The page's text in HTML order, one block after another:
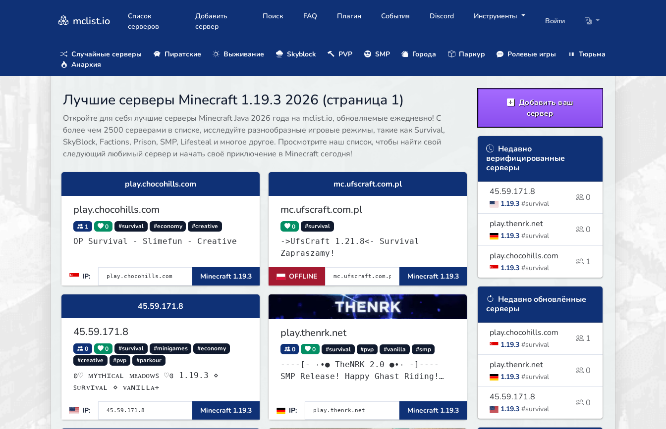
mclist.io
Список
серверов
Добавить
сервер
Поиск FAQ Плагин События Discord Инструменты
Войти
Случайные серверы Пиратские Выживание Skyblock PVP SMP Города Паркур Ролевые игры
Тюрьма
Анархия
Лучшие серверы Minecraft 1.19.3 2026 (страница 1)
Откройте для себя лучшие серверы Minecraft Java 2026 года на mclist.io, обновляемые ежедневно! С
более чем 2500 серверами в списке, исследуйте разнообразные игровые режимы, такие как Survival,
SkyBlock, Factions, Prison, SMP, Lifesteal и многое другое. Просмотрите наш список, чтобы найти свой
следующий любимый сервер и начать своё приключение в Minecraft сегодня!
play.chocohills.com
play.chocohills.com
1 0 #survival #economy #creative
OP Survival - Slimefun - Creative
IP: Minecraft 1.19.3
mc.ufscraft.com.pl
mc.ufscraft.com.pl
0 #survival
->UfsCraft 1.21.8<- Survival
Zapraszamy!
OFFLINE Minecraft 1.19.3
45.59.171.8
45.59.171.8
0 0 #survival #minigames
#economy
#creative
#pvp #parkour
ʚ♡ ᴍʏᴛʜɪᴄᴀʟ ᴍᴇᴀᴅᴏᴡꜱ ♡ɞ 1.19.3 ⋄
ꜱᴜʀᴠɪᴠᴀʟ ⋄ ᴠᴀɴɪʟʟᴀ+
IP: Minecraft 1.19.3
play.thenrk.net
0 0 #survival #pvp #vanilla #smp
----[- ۰•● TheNRK 2.0 ●•۰ -]----
SMP Release! Happy Ghast Riding!
IP: Minecraft 1.19.3
Добавить ваш
сервер
Недавно
верифицированные
серверы
45.59.171.8
1.19.3 #survival
0
play.thenrk.net
1.19.3 #survival
0
play.chocohills.com
1.19.3 #survival
1
Недавно обновлённые
серверы
play.chocohills.com
1.19.3 #survival
1
play.thenrk.net
1.19.3 #survival
0
45.59.171.8
1.19.3 #survival
0